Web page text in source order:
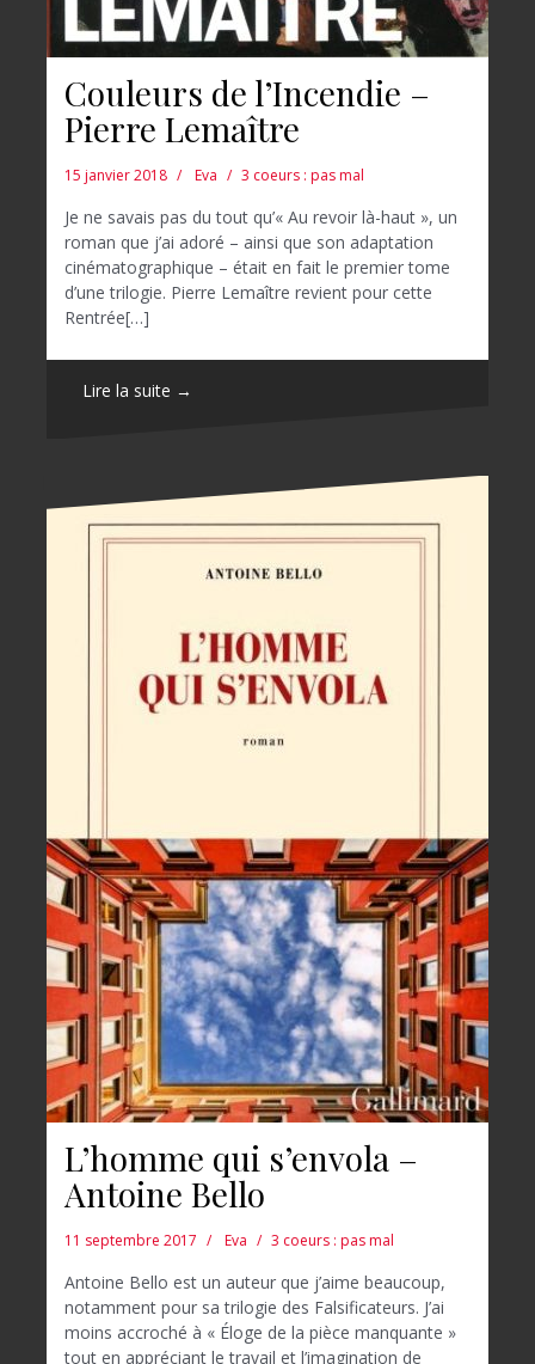
Couleurs de l’Incendie –
Pierre Lemaître
15 janvier 2018 Eva 3 coeurs : pas mal
Je ne savais pas du tout qu’« Au revoir là-haut », un
roman que j’ai adoré – ainsi que son adaptation
cinématographique – était en fait le premier tome
d’une trilogie. Pierre Lemaître revient pour cette
Rentrée[…]
Lire la suite →
L’homme qui s’envola –
Antoine Bello
11 septembre 2017 Eva 3 coeurs : pas mal
Antoine Bello est un auteur que j’aime beaucoup,
notamment pour sa trilogie des Falsificateurs. J’ai
moins accroché à « Éloge de la pièce manquante »
tout en appréciant le travail et l’imagination de